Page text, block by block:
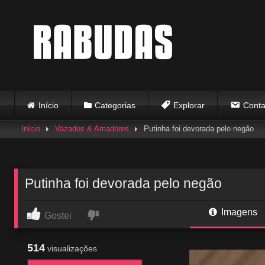
Início Categorias Explorar
Início Vazados & Amadores Putinha foi devorada pelo negão
Putinha foi devorada pelo negão
Gostei Imagens
514 visualizações